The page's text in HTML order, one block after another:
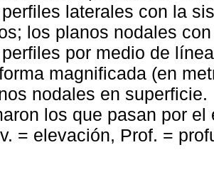
laterales con la
los planos nodales
por medio de
magnificada (en
nodales en
los que pasan por
= elevación, Prof. =